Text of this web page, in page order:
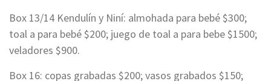
Box 13/14 Kendulín y Niní: almohada para bebé $300;
toal a para bebé $200; juego de toal a para bebe $1500;
veladores $900.
Box 16: copas grabadas $200; vasos grabados $150;